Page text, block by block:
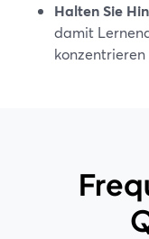
Halten Sie
damit